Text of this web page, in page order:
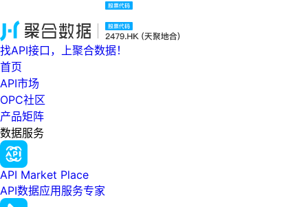
找API接口，上聚合数据！
首页
API市场
OPC社区
产品矩阵
数据服务
API Market Place
API数据应用服务专家